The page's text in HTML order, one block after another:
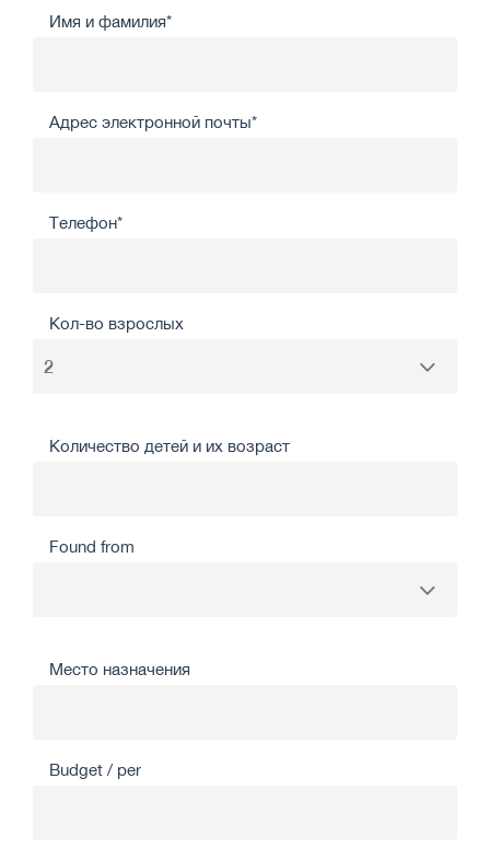
Имя и фамилия*
Адрес электронной почты*
Телефон*
Кол-во взрослых
Количество детей и их возраст
Found from
Место назначения
Budget / per